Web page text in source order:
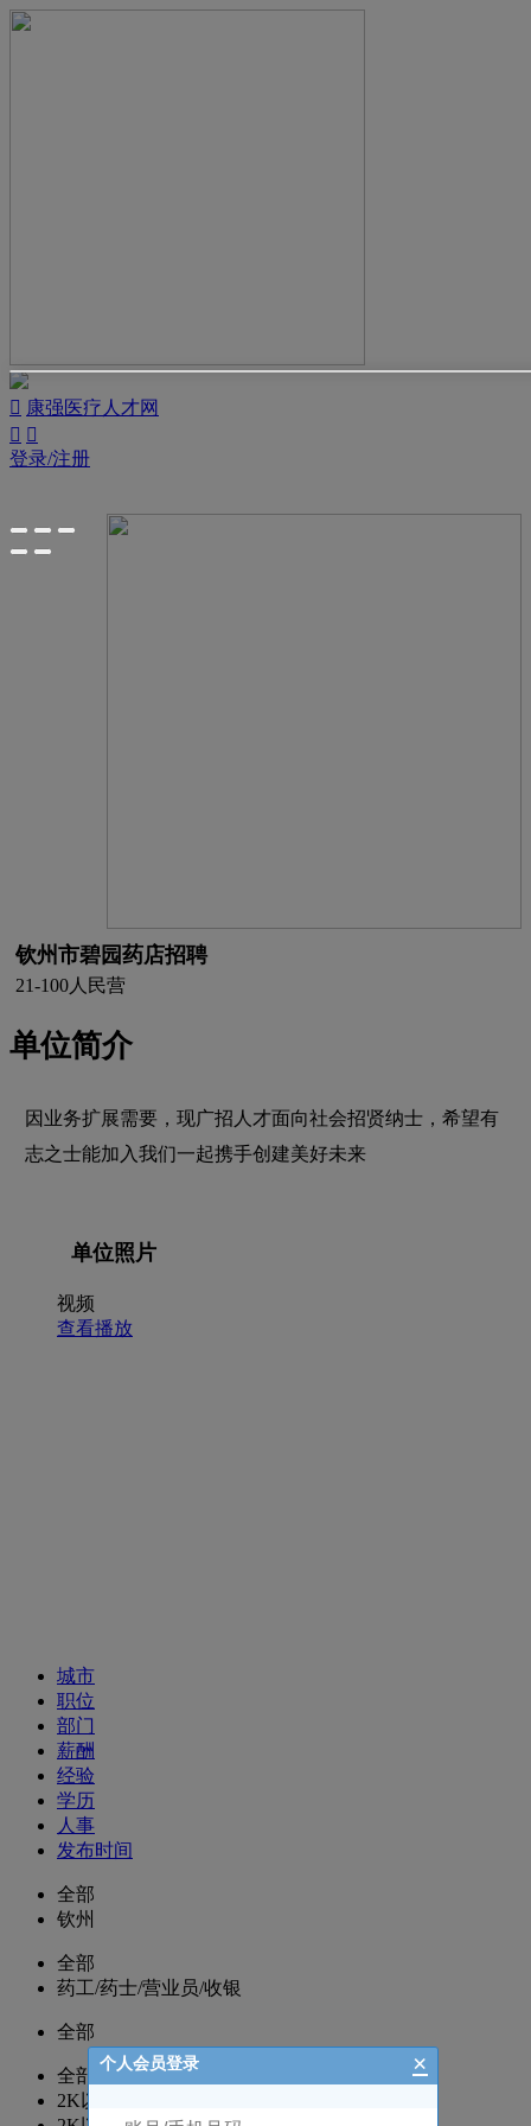
 康强医疗人才网
 
登录/注册
钦州市碧园药店招聘
21-100人 民营
单位简介
因业务扩展需要，现广招人才面向社会招贤纳士，希望有
志之士能加入我们一起携手创建美好未来
单位照片
视频
查看播放
城市
职位
部门
薪酬
经验
学历
人事
发布时间
全部
钦州
全部
药工/药士/营业员/收银
全部
全部
2K以下
个人会员登录 ×